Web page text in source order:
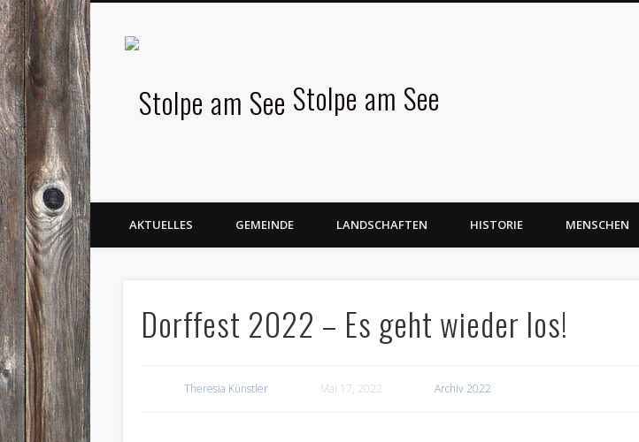
Stolpe am See
AKTUELLES GEMEINDE LANDSCHAFTEN HISTORIE MENSCHEN
Dorffest 2022 – Es geht wieder los!
Theresia Künstler Mai 17, 2022 Archiv 2022